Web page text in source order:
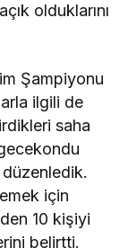
olduklarını
Şampiyonu
ilgili de
saha
düzenledik.
için
10 kişiyi
belirtti.